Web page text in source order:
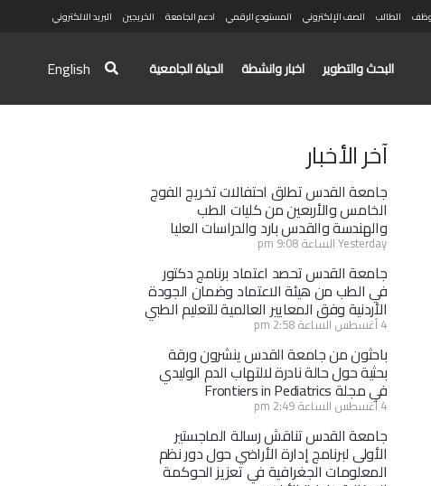
الطالب الصف الإلكتروني المستودع الرقمي ادعم الجامعة الخريجين البريد الالكتروني
البحث والتطوير اخبار وانشطة الحياة الجامعية English
آخر الأخبار
جامعة القدس تطلق احتفالات تخريج الفوج
الخامس والأربعين من كليات الطب
والهندسة والقدس بارد والدراسات العليا
Yesterday الساعة 9:08 pm
جامعة القدس تحصد اعتماد برنامج دكتور
في الطب من هيئة الاعتماد وضمان الجودة
الأردنية وفق المعايير العالمية للتعليم الطبي
4 أغسطس الساعة 2:58 pm
باحثون من جامعة القدس ينشرون ورقة
بحثية حول حالة نادرة لالتهاب الدم الوليدي
في مجلة Frontiers in Pediatrics
4 أغسطس الساعة 2:49 pm
جامعة القدس تناقش رسالة الماجستير
الأولى لبرنامج إدارة الأراضي حول دور نظم
المعلومات الجغرافية في تعزيز الحوكمة